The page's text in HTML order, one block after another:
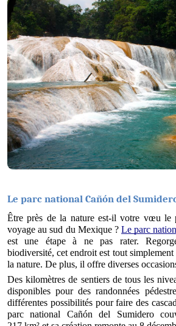
Le parc national Cañón del
Être près de la nature est-il votre vœu le
voyage au sud du Mexique ? Le parc
est une étape à ne pas rater.
biodiversité, cet endroit est tout
la nature. De plus, il offre diverses
Des kilomètres de sentiers de tous les
disponibles pour des randonnées
différentes possibilités pour faire des
parc national Cañón del Sumidero